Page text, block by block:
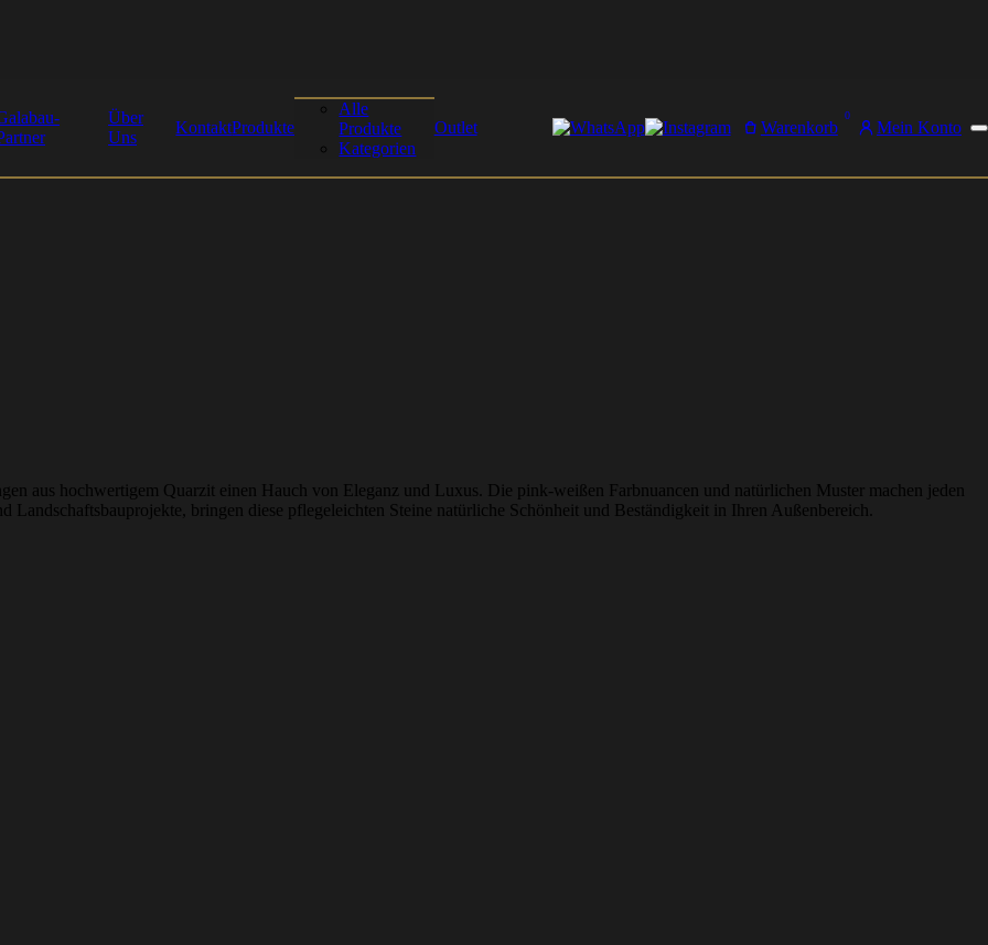
Über
Uns
KontaktProdukte
Alle
Produkte
Kategorien
Outlet Warenkorb
0
Mein Konto
aus hochwertigem Quarzit einen Hauch von Eleganz und Luxus. Die pink-weißen Farbnuancen und natürlichen Muster machen jeden
bringen diese pflegeleichten Steine natürliche Schönheit und Beständigkeit in Ihren Außenbereich.